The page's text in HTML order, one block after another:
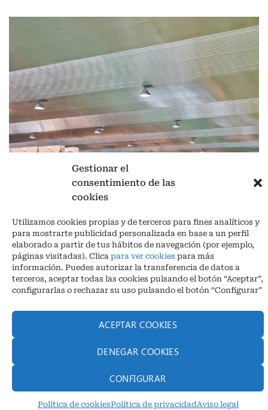
Gestionar el
consentimiento de las
cookies
Utilizamos cookies propias y de terceros para fines analíticos y
para mostrarte publicidad personalizada en base a un perfil
elaborado a partir de tus hábitos de navegación (por ejemplo,
páginas visitadas). Clica para ver cookies para más
información. Puedes autorizar la transferencia de datos a
terceros, aceptar todas las cookies pulsando el botón “Aceptar”,
configurarlas o rechazar su uso pulsando el botón “Configurar”
ACEPTAR COOKIES
DENEGAR COOKIES
CONFIGURAR
Política de cookiesPolítica de privacidadAviso legal
Ctra. A-3132, De Aguilar a A-318 por Moriles km 15,5 M.I. (Córdoba)
España
COORDENADAS: Latitud: 37,40 – Longitud -04,58 | Telf. + 34 957 51
30 68
info@infrico.com Infrico SL 2026©. Diseñado por Babait Technology